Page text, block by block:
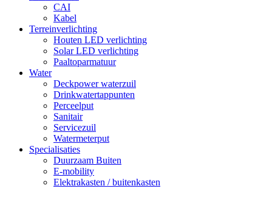
CAI
Kabel
Terreinverlichting
Houten LED verlichting
Solar LED verlichting
Paaltoparmatuur
Water
Deckpower waterzuil
Drinkwatertappunten
Perceelput
Sanitair
Servicezuil
Watermeterput
Specialisaties
Duurzaam Buiten
E-mobility
Elektrakasten / buitenkasten